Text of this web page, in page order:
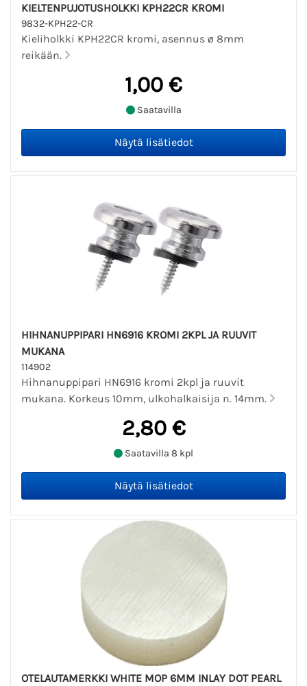
KIELTENPUJOTUSHOLKKI KPH22CR KROMI
9832-KPH22-CR
Kieliholkki KPH22CR kromi, asennus ø 8mm
reikään.
1,00 €
Saatavilla
HIHNANUPPIPARI HN6916 KROMI 2KPL JA RUUVIT
MUKANA
114902
Hihnanuppipari HN6916 kromi 2kpl ja ruuvit
mukana. Korkeus 10mm, ulkohalkaisija n. 14mm.
2,80 €
Saatavilla 8 kpl
OTELAUTAMERKKI WHITE MOP 6MM INLAY DOT PEARL